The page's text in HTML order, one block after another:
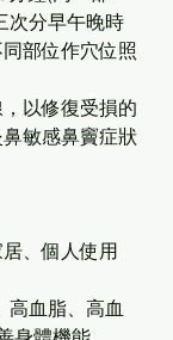
次分早午晚時
部位作穴位照
以修復受損的
敏感鼻竇症狀
、個人使用
高血脂、高血